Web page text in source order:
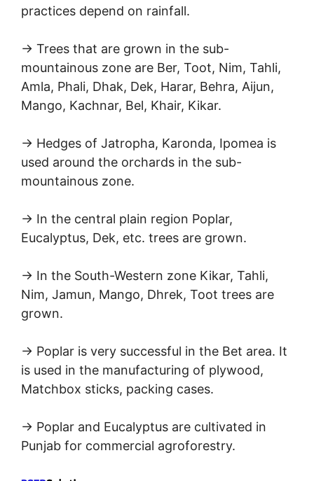
practices depend on rainfall.
→ Trees that are grown in the sub-
mountainous zone are Ber, Toot, Nim, Tahli,
Amla, Phali, Dhak, Dek, Harar, Behra, Aijun,
Mango, Kachnar, Bel, Khair, Kikar.
→ Hedges of Jatropha, Karonda, Ipomea is
used around the orchards in the sub-
mountainous zone.
→ In the central plain region Poplar,
Eucalyptus, Dek, etc. trees are grown.
→ In the South-Western zone Kikar, Tahli,
Nim, Jamun, Mango, Dhrek, Toot trees are
grown.
→ Poplar is very successful in the Bet area. It
is used in the manufacturing of plywood,
Matchbox sticks, packing cases.
→ Poplar and Eucalyptus are cultivated in
Punjab for commercial agroforestry.